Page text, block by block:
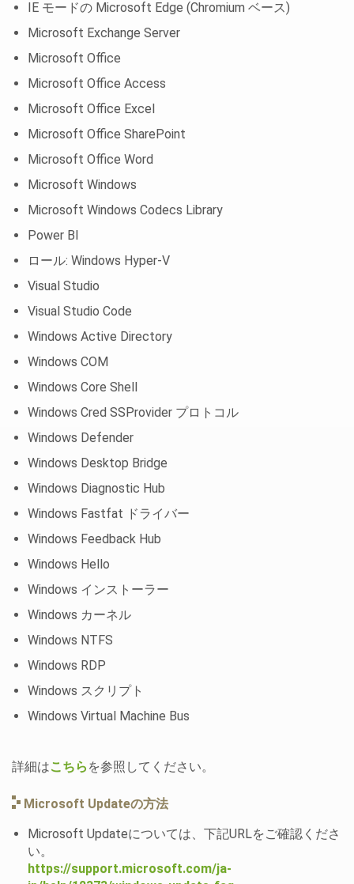
IE モードの Microsoft Edge (Chromium ベース)
Microsoft Exchange Server
Microsoft Office
Microsoft Office Access
Microsoft Office Excel
Microsoft Office SharePoint
Microsoft Office Word
Microsoft Windows
Microsoft Windows Codecs Library
Power BI
ロール: Windows Hyper-V
Visual Studio
Visual Studio Code
Windows Active Directory
Windows COM
Windows Core Shell
Windows Cred SSProvider プロトコル
Windows Defender
Windows Desktop Bridge
Windows Diagnostic Hub
Windows Fastfat ドライバー
Windows Feedback Hub
Windows Hello
Windows インストーラー
Windows カーネル
Windows NTFS
Windows RDP
Windows スクリプト
Windows Virtual Machine Bus
詳細はこちら を参照してください。
Microsoft Updateの方法
Microsoft Updateについては、下記URLをご確認くださ
い。
https://support.microsoft.com/ja-